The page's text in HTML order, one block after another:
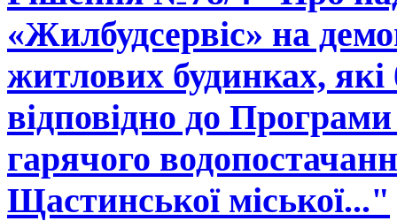
«Жилбудсервіс» на
житлових будинках, які
відповідно до Програми
гарячого
Щастинської міської..."